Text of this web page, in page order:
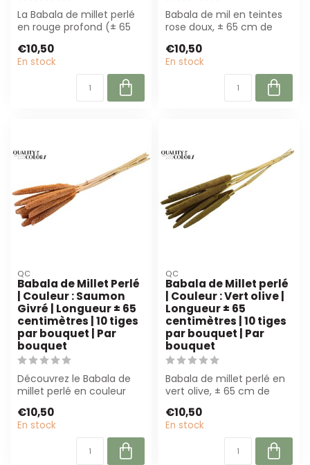
La Babala de millet perlé
en rouge profond (± 65
fleur...
€10,50
En stock
Babala de mil en teintes
rose doux, ± 65 cm de
fleuristes...
€10,50
En stock
QC
Babala de Millet Perlé
| Couleur : Saumon
Givré | Longueur ± 65
centimètres | 10 tiges
par bouquet | Par
bouquet
Découvrez le Babala de
millet perlé en couleur
séchée ...
€10,50
En stock
QC
Babala de Millet perlé
| Couleur : Vert olive |
Longueur ± 65
centimètres | 10 tiges
par bouquet | Par
bouquet
Babala de millet perlé en
vert olive, ± 65 cm de
création...
€10,50
En stock